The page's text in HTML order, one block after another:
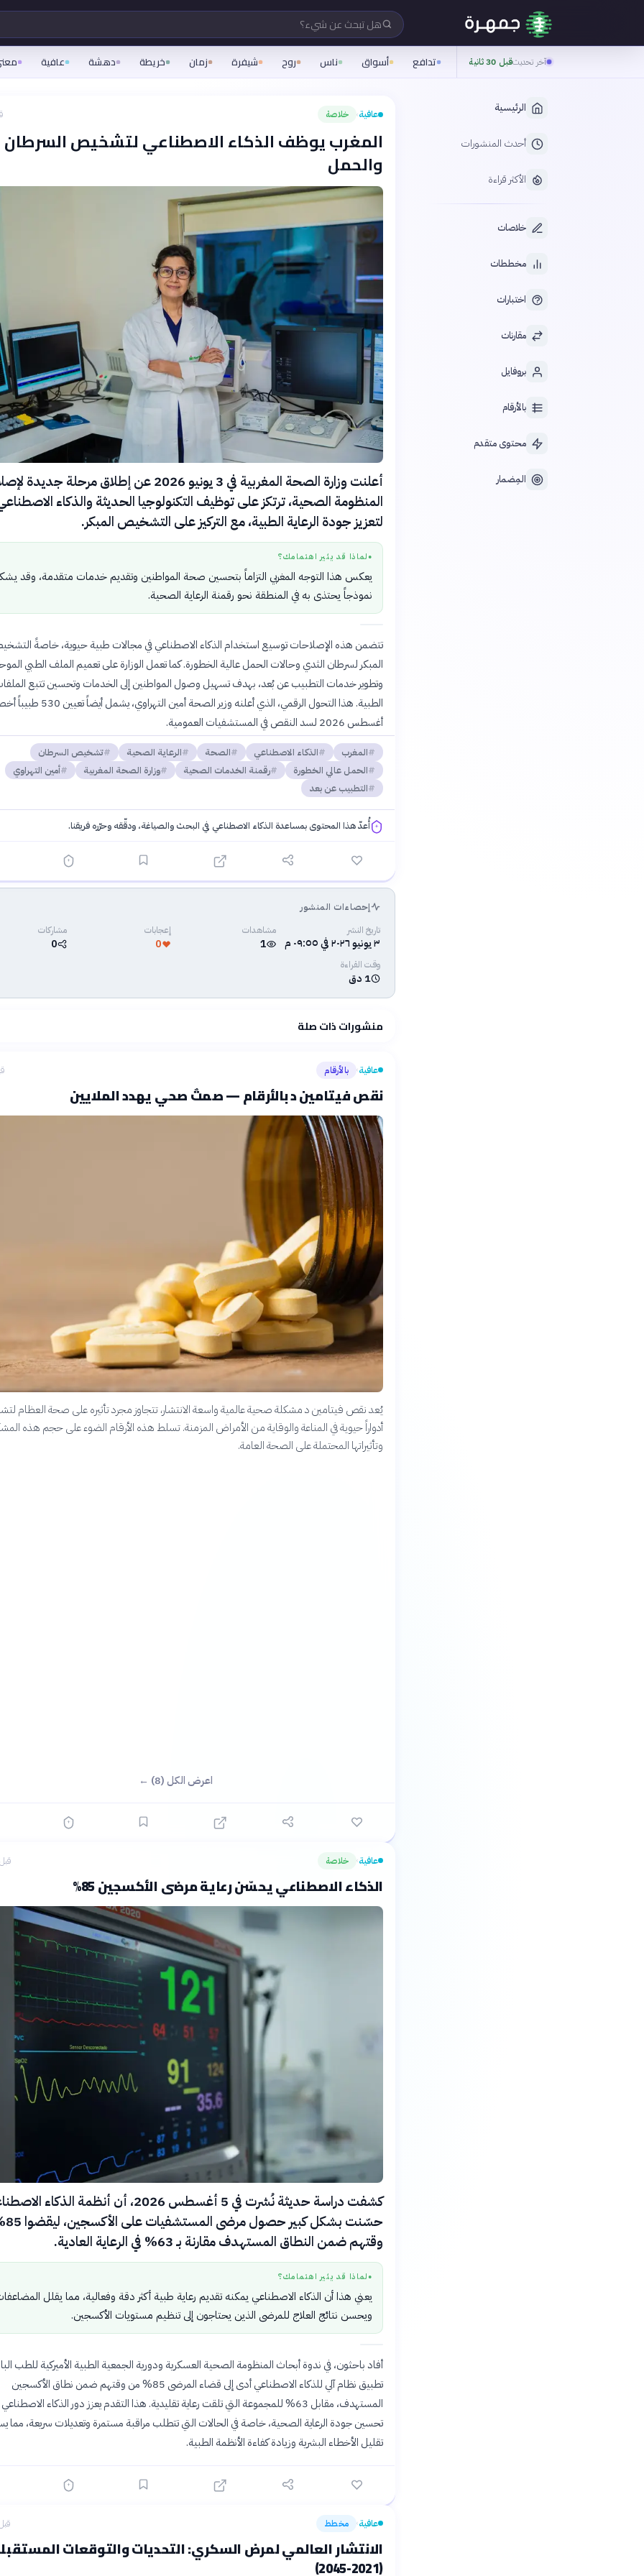
هل تبحث عن شيء؟
آخر تحديثقبل 30 ثانية تدافع أسواق ناس روح شيفرة زمان خريطة دهشة عافية
الرئيسية
أحدث المنشورات
الأكثر قراءة
خلاصات
مخططات
اختبارات
مقارنات
بروفايل
بالأرقام
محتوى متقدم
المِضمار
عافية› خلاصة
المغرب يوظف الذكاء الاصطناعي لتشخيص السرطان
والحمل
أعلنت وزارة الصحة المغربية في 3 يونيو 2026 عن إطلاق مرحلة جديدة
المنظومة الصحية، ترتكز على توظيف التكنولوجيا الحديثة والذكاء
لتعزيز جودة الرعاية الطبية، مع التركيز على التشخيص المبكر.
● لماذا قد يثير اهتمامك؟
يعكس هذا التوجه المغربي التزاماً بتحسين صحة المواطنين وتقديم خدمات متقدمة، وقد
نموذجاً يحتذى به في المنطقة نحو رقمنة الرعاية الصحية.
تتضمن هذه الإصلاحات توسيع استخدام الذكاء الاصطناعي في مجالات طبية حيوية، خاصةً
المبكر لسرطان الثدي وحالات الحمل عالية الخطورة. كما تعمل الوزارة على تعميم الملف الطبي
وتطوير خدمات التطبيب عن بُعد، بهدف تسهيل وصول المواطنين إلى الخدمات وتحسين تتبع
الطبية. هذا التحول الرقمي، الذي أعلنه وزير الصحة أمين
أغسطس 2026 لسد النقص في المستشفيات العمومية.
المغرب الذكاء الاصطناعي الصحة الرعاية الصحية
تشخيص السرطان
الحمل عالي الخطورة
رقمنة الخدمات الصحية وزارة الصحة المغربية
أمين التهراوي
التطبيب عن بعد
أُعدّ هذا المحتوى بمساعدة الذكاء الاصطناعي في البحث والصياغة، ودقّقه وحرّره فريقنا.
إحصاءات المنشور
تاريخ النشر
٣ يونيو ٢٠٢٦ في ٠٩:٥٥ م
مشاهدات
1
إعجابات
0
مشاركات
0
وقت القراءة
1 دق
منشورات ذات صلة
عافية› بالأرقام
نقص فيتامين د بالأرقام — صمتٌ صحي يهدد الملايين
يُعد نقص فيتامين د مشكلة صحية عالمية واسعة الانتشار، تتجاوز مجرد تأثيره على صحة العظام
أدواراً حيوية في المناعة والوقاية من الأمراض المزمنة. تسلط هذه الأرقام الضوء على حجم هذه
وتأثيراتها المحتملة على الصحة العامة.
اعرض الكل (8) ←
عافية› خلاصة قبل 3
الذكاء الاصطناعي يحسّن رعاية مرضى الأكسجين 85%
كشفت دراسة حديثة نُشرت في 5 أغسطس 2026، أن أنظمة الذكاء
حسّنت
وقتهم ضمن النطاق المستهدف مقارنة بـ 63% في الرعاية العادية.
● لماذا قد يثير اهتمامك؟
يعني هذا أن الذكاء الاصطناعي يمكنه تقديم رعاية طبية أكثر دقة وفعالية، مما يقلل
ويحسن نتائج العلاج للمرضى الذين يحتاجون إلى تنظيم مستويات الأكسجين.
أفاد باحثون، في ندوة أبحاث المنظومة الصحية العسكرية ودورية الجمعية الطبية الأميركية للطب
تطبيق نظام آلي للذكاء الاصطناعي أدى إلى قضاء المرضى 85% من وقتهم ضمن نطاق الأكسجين
المستهدف، مقابل 63% للمجموعة التي تلقت رعاية تقليدية. هذا التقدم يعزز دور الذكاء
تحسين جودة الرعاية الصحية، خاصة في الحالات التي تتطلب مراقبة مستمرة وتعديلات سريعة، مما
تقليل الأخطاء البشرية وزيادة كفاءة الأنظمة الطبية.
عافية› مخطط قبل 12
الانتشار العالمي لمرض السكري: التحديات والتوقعات
(2021-2045)